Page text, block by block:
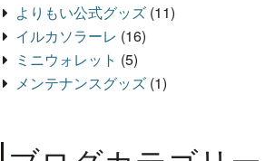
よりもい公式グッズ (11)
イルカソラーレ (16)
ミニウォレット (5)
メンテナンスグッズ (1)